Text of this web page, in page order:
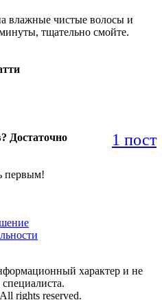
влажные чистые волосы и
тщательно смойте.
1 пост
Достаточно
первым!
характер и не
rights reserved.